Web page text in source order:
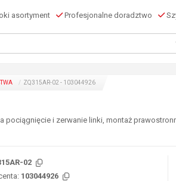
asortyment Profesjonalne doradztwo
ZQ315AR-02 - 103044926
i zerwanie linki, montaż
02
103044926